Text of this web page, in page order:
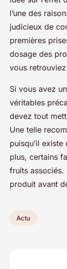
l’une des
judicieux de
premières
dosage des
vous
Si vous avez
véritables
devez tout
Une telle
puisqu’il
plus, certains
fruits associés.
produit avant
Actu